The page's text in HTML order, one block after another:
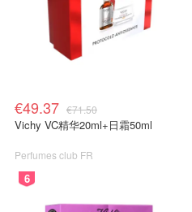
€49.37 €71.50
Vichy VC精华20ml+日霜50ml
Perfumes club FR
6